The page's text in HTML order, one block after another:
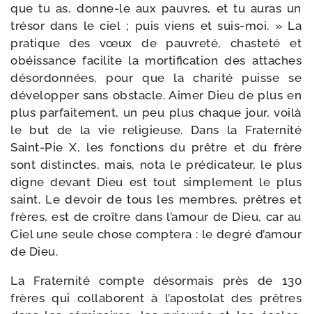
que tu as, donne-​le aux pauvres, et tu auras un
tré­sor dans le ciel ; puis viens et suis-​moi. » La
pra­tique des vœux de pau­vre­té, chas­te­té et
obéis­sance faci­lite la mor­ti­fi­ca­tion des attaches
désor­don­nées, pour que la cha­ri­té puisse se
déve­lop­per sans obs­tacle. Aimer Dieu de plus en
plus par­fai­te­ment, un peu plus chaque jour, voi­là
le but de la vie reli­gieuse. Dans la Fraternité
Saint-​Pie X, les fonc­tions du prêtre et du frère
sont dis­tinctes, mais, nota le pré­di­ca­teur, le plus
digne devant Dieu est tout sim­ple­ment le plus
saint. Le devoir de tous les membres, prêtres et
frères, est de croître dans l’amour de Dieu, car au
Ciel une seule chose comp­te­ra : le degré d’amour
de Dieu.
La Fraternité compte désor­mais près de 130
frères qui col­la­borent à l’apostolat des prêtres